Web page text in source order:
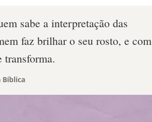
sabe a interpretação das
faz brilhar o seu rosto, e com
transforma.
Bíblica